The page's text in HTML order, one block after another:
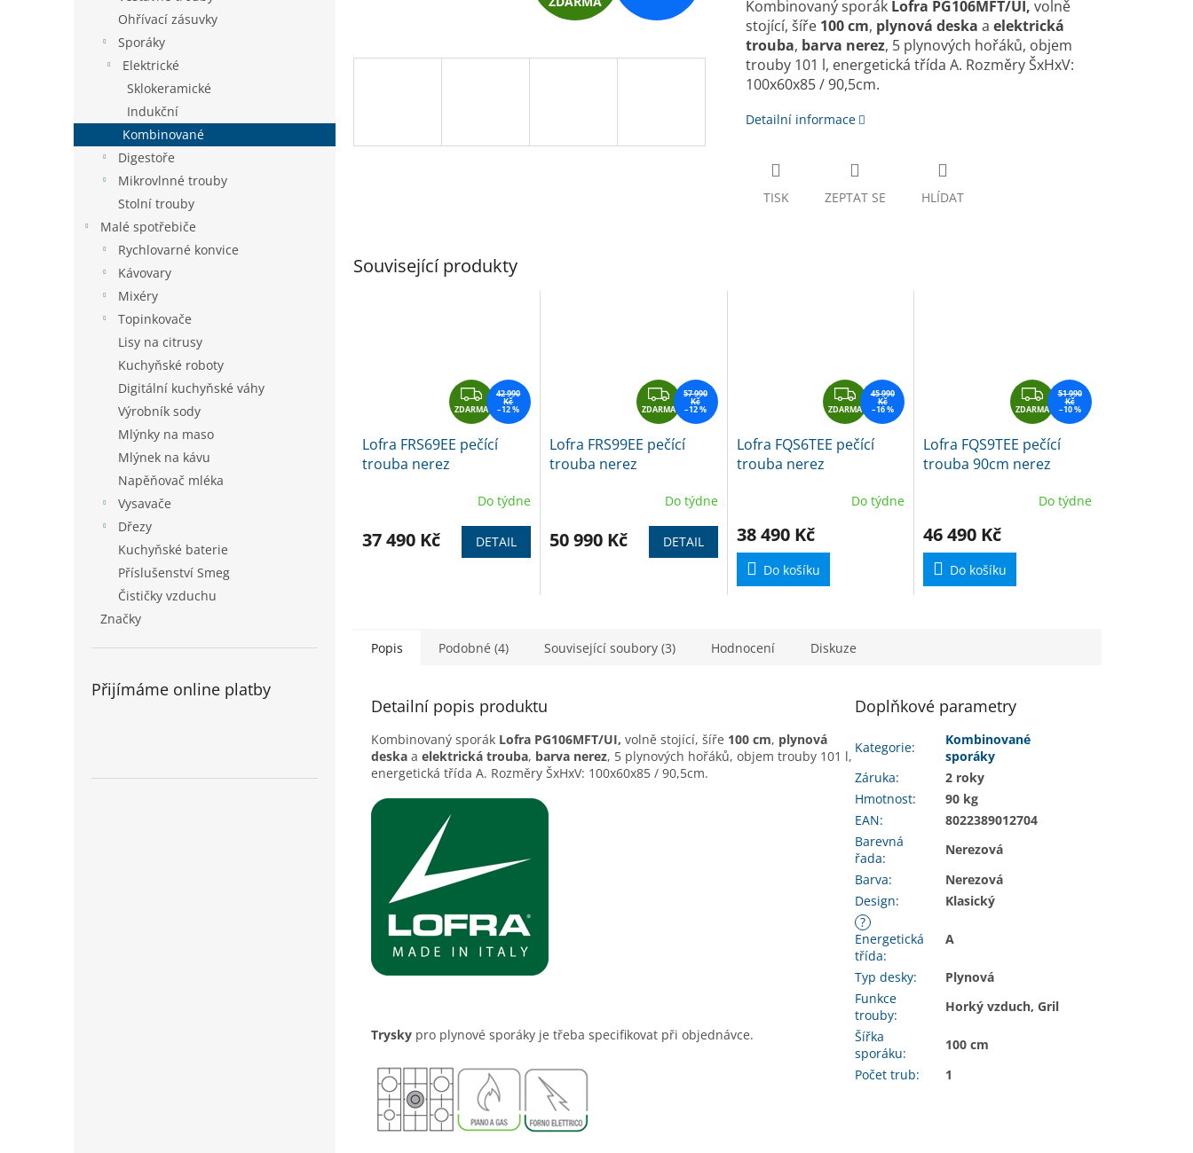
Ohřívací zásuvky
Sporáky
Elektrické
Sklokeramické
Indukční
Kombinované
Digestoře
Mikrovlnné trouby
Stolní trouby
Malé spotřebiče
Rychlovarné konvice
Kávovary
Mixéry
Topinkovače
Lisy na citrusy
Kuchyňské roboty
Digitální kuchyňské váhy
Výrobník sody
Mlýnky na maso
Mlýnek na kávu
Napěňovač mléka
Vysavače
Dřezy
Kuchyňské baterie
Příslušenství Smeg
Čističky vzduchu
Značky
Přijímáme online platby
D
R
Kombinovaný sporák Lofra PG106MFT/UI​, volně
stojící, ší­ře 100 cm, plynová deska a elektrická
trouba, barva nerez, 5 plynových hořáků, objem
trouby 101 l, energetická třída A. Rozměry ŠxHxV:
100x60x85 / 90,5cm.
Detailní informace
TISK ZEPTAT SE HLÍDAT
Související produkty
Z
D
A
A
ZDARMA
42 990
Kč
–12 %
Lofra FRS69EE pečící
trouba nerez
Do týdne
37 490 Kč DETAIL
Z
D
A
A
ZDARMA
57 990
Kč
–12 %
Lofra FRS99EE pečící
trouba nerez
Do týdne
50 990 Kč DETAIL
Z
D
A
A
ZDARMA
45 990
Kč
–16 %
Lofra FQS6TEE pečící
trouba nerez
Do týdne
38 490 Kč
Do košíku
Z
D
A
R
A
ZDARMA
51 990
Kč
–10 %
Lofra FQS9TEE pečící
trouba 90cm nerez
Do týdne
46 490 Kč
Do košíku
Popis Podobné (4) Související soubory (3) Hodnocení Diskuze
Detailní popis produktu
Kombinovaný sporák Lofra PG106MFT/UI​, volně stojící, ší­ře 100 cm, plynová
deska a elektrická trouba, barva nerez, 5 plynových hořáků, objem trouby 101 l,
energetická třída A. Rozměry ŠxHxV: 100x60x85 / 90,5cm.
Trysky pro plynové sporáky je třeba specifikovat při objednávce.
Doplňkové parametry
Kategorie:
Kombinované
sporáky
Záruka:
2 roky
Hmotnost:
90 kg
EAN:
8022389012704
Barevná
řada:
Nerezová
Barva:
Nerezová
Design:
Klasický
?
Energetická
třída:
A
Typ desky:
Plynová
Funkce
trouby:
Horký vzduch, Gril
Šířka
sporáku:
100 cm
Počet trub: 1